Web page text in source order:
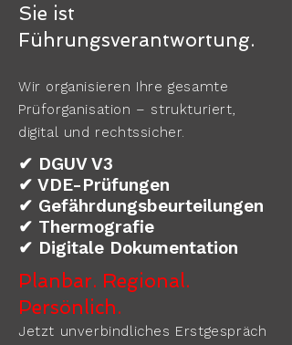
Sie ist
Führungsverantwortung.
Wir organisieren Ihre gesamte
Prüforganisation – strukturiert,
digital und rechtssicher.
✔ DGUV V3
✔ VDE-Prüfungen
✔ Gefährdungsbeurteilungen
✔ Thermografie
✔ Digitale Dokumentation
Planbar. Regional.
Persönlich.
Jetzt unverbindliches Erstgespräch